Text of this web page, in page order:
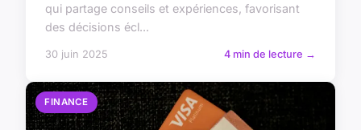
qui partage conseils et expériences, favorisant
des décisions écl...
30 juin 2025 4 min de lecture →
FINANCE